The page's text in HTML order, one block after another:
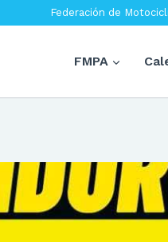
Federación de
FMPA